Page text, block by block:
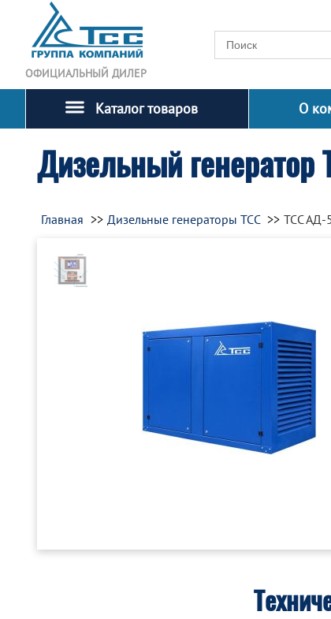
ОФИЦИАЛЬНЫЙ ДИЛЕР
Каталог товаров О
Дизельный
Главная Дизельные генераторы ТСС ТСС АД-